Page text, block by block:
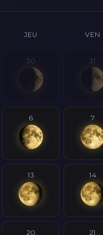
JEU VEN
30 31
6 7
13 14
20 21